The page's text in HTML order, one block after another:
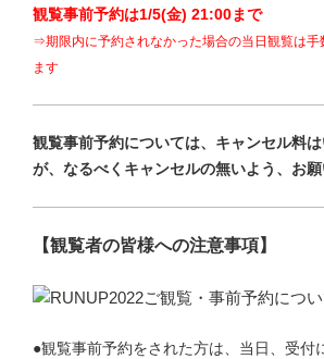
観覧事前予約は1/5(金) 21:00まで
⇒期限内に予約されなかった場合の当日観覧は手
ます
観覧事前予約については、キャンセル料
が、なるべくキャンセルの無いよう、お願
【観覧者の皆様への注意事項】
●観覧事前予約をされた方は、当日、受付